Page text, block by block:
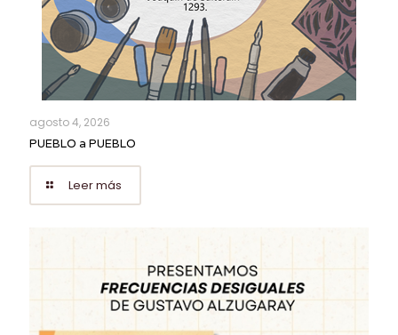
agosto 4, 2026
PUEBLO a PUEBLO
Leer más